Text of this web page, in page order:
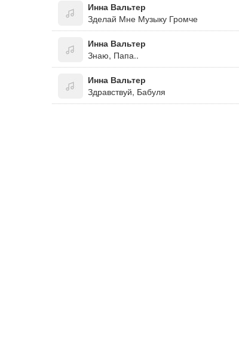
Инна Вальтер
Зделай Мне Музыку Громче
Инна Вальтер
Знаю, Папа..
Инна Вальтер
Здравствуй, Бабуля